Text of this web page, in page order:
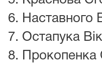
Наставного
Остапука